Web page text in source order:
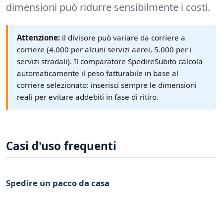
dimensioni può ridurre sensibilmente i costi.
Attenzione: il divisore può variare da corriere a
corriere (4.000 per alcuni servizi aerei, 5.000 per i
servizi stradali). Il comparatore SpedireSubito calcola
automaticamente il peso fatturabile in base al
corriere selezionato: inserisci sempre le dimensioni
reali per evitare addebiti in fase di ritiro.
Casi d'uso frequenti
Spedire un pacco da casa